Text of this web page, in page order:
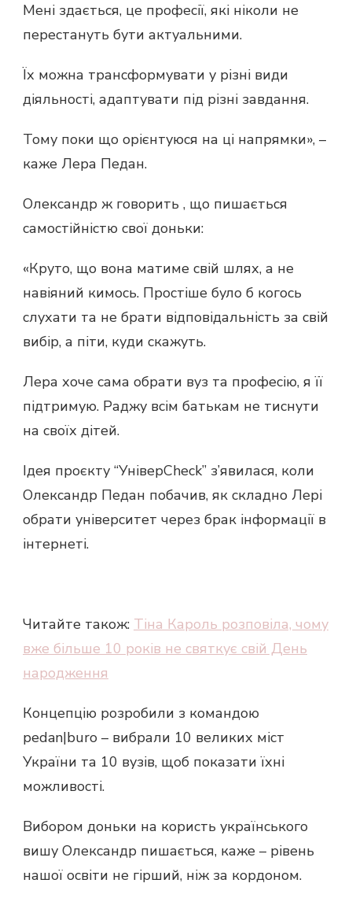
Мені здається, це професії, які ніколи не
перестануть бути актуальними.
Їх можна трансформувати у різні види
діяльності, адаптувати під різні завдання.
Тому поки що орієнтуюся на ці напрямки», –
каже Лера Педан.
Олександр ж говорить , що пишається
самостійністю свої доньки:
«Круто, що вона матиме свій шлях, а не
навіяний кимось. Простіше було б когось
слухати та не брати відповідальність за свій
вибір, а піти, куди скажуть.
Лера хоче сама обрати вуз та професію, я її
підтримую. Раджу всім батькам не тиснути
на своїх дітей.
Ідея проєкту “УніверCheck” з’явилася, коли
Олександр Педан побачив, як складно Лері
обрати університет через брак інформації в
інтернеті.
Читайте також: Тіна Кароль розповіла, чому
вже більше 10 років не святкує свій День
народження
Концепцію розробили з командою
pedan|buro – вибрали 10 великих міст
України та 10 вузів, щоб показати їхні
можливості.
Вибором доньки на користь українського
вишу Олександр пишається, каже – рівень
нашої освіти не гірший, ніж за кордоном.